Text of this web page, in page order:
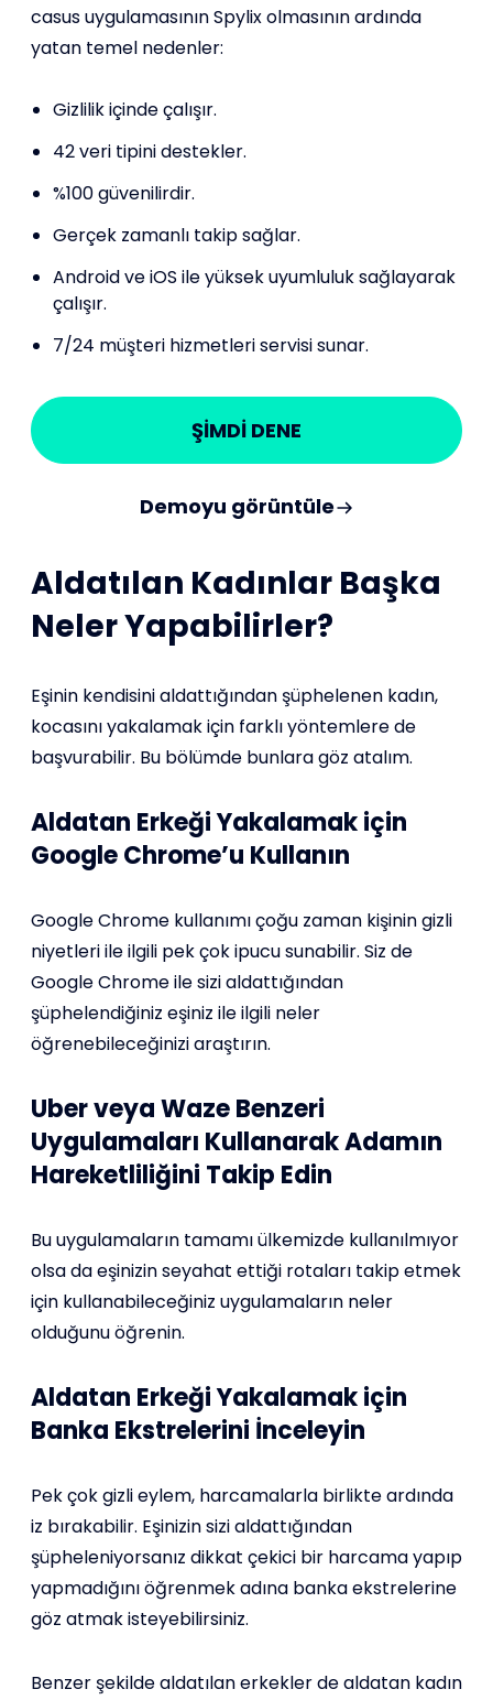
casus uygulamasının Spylix olmasının ardında
yatan temel nedenler:
Gizlilik içinde çalışır.
42 veri tipini destekler.
%100 güvenilirdir.
Gerçek zamanlı takip sağlar.
Android ve iOS ile yüksek uyumluluk sağlayarak
çalışır.
7/24 müşteri hizmetleri servisi sunar.
ŞİMDİ DENE
Demoyu görüntüle
Aldatılan Kadınlar Başka
Neler Yapabilirler?
Eşinin kendisini aldattığından şüphelenen kadın,
kocasını yakalamak için farklı yöntemlere de
başvurabilir. Bu bölümde bunlara göz atalım.
Aldatan Erkeği Yakalamak için
Google Chrome’u Kullanın
Google Chrome kullanımı çoğu zaman kişinin gizli
niyetleri ile ilgili pek çok ipucu sunabilir. Siz de
Google Chrome ile sizi aldattığından
şüphelendiğiniz eşiniz ile ilgili neler
öğrenebileceğinizi araştırın.
Uber veya Waze Benzeri
Uygulamaları Kullanarak Adamın
Hareketliliğini Takip Edin
Bu uygulamaların tamamı ülkemizde kullanılmıyor
olsa da eşinizin seyahat ettiği rotaları takip etmek
için kullanabileceğiniz uygulamaların neler
olduğunu öğrenin.
Aldatan Erkeği Yakalamak için
Banka Ekstrelerini İnceleyin
Pek çok gizli eylem, harcamalarla birlikte ardında
iz bırakabilir. Eşinizin sizi aldattığından
şüpheleniyorsanız dikkat çekici bir harcama yapıp
yapmadığını öğrenmek adına banka ekstrelerine
göz atmak isteyebilirsiniz.
Benzer şekilde aldatılan erkekler de aldatan kadın